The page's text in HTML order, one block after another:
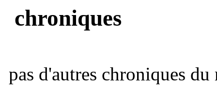
chroniques
pas d'autres chroniques du